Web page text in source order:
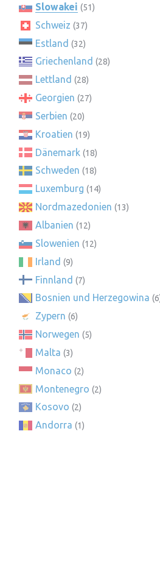
Slowakei (51)
Schweiz (37)
Estland (32)
Griechenland (28)
Lettland (28)
Georgien (27)
Serbien (20)
Kroatien (19)
Dänemark (18)
Schweden (18)
Luxemburg (14)
Nordmazedonien (13)
Albanien (12)
Slowenien (12)
Irland (9)
Finnland (7)
Bosnien und Herzegowina
Zypern (6)
Norwegen (5)
Malta (3)
Monaco (2)
Montenegro (2)
Kosovo (2)
Andorra (1)